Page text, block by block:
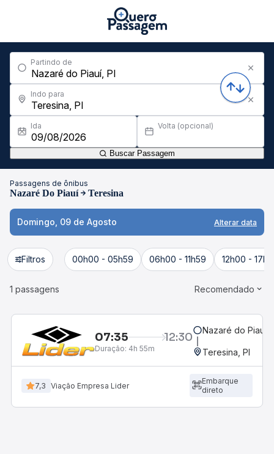
Partindo de
Indo para
Ida Volta (opcional)
Buscar Passagem
Passagens de ônibus
Nazaré Do Piauí Teresina
Domingo, 09 de Agosto Alterar data
Filtros 00h00 - 05h59 06h00 - 11h59 12h00 -
1 passagens Recomendado
07:35 12:30
Duração: 4h 55m
Nazaré do Piauí,
Teresina, PI
7,3 Viação Empresa Lider
Embarque
direto